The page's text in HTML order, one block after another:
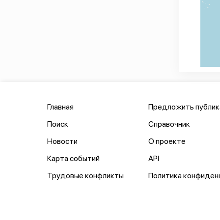
Главная
Поиск
Новости
Карта событий
Трудовые конфликты
Предложить
Справочник
О проекте
API
Политика